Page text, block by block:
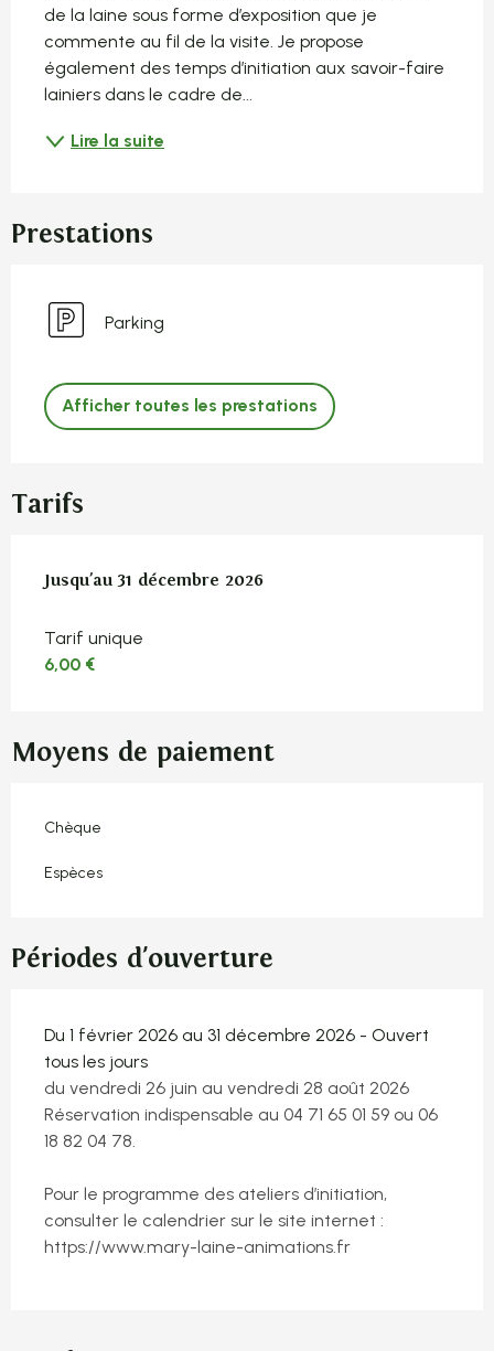
de la laine sous forme d’exposition que je
commente au fil de la visite. Je propose
également des temps d’initiation aux savoir-faire
lainiers dans le cadre de...
Lire la suite
Prestations
Parking
Afficher toutes les prestations
Tarifs
Du1 février 2026au31 décembre 2026
Jusqu'au 31 décembre 2026
Tarif unique
6,00 €
Moyens de paiement
Chèque
Espèces
Périodes d'ouverture
Du 1 février 2026 au 31 décembre 2026 - Ouvert
tous les jours
du vendredi 26 juin au vendredi 28 août 2026
Réservation indispensable au 04 71 65 01 59 ou 06
18 82 04 78.
Pour le programme des ateliers d’initiation,
consulter le calendrier sur le site internet :
https://www.mary-laine-animations.fr